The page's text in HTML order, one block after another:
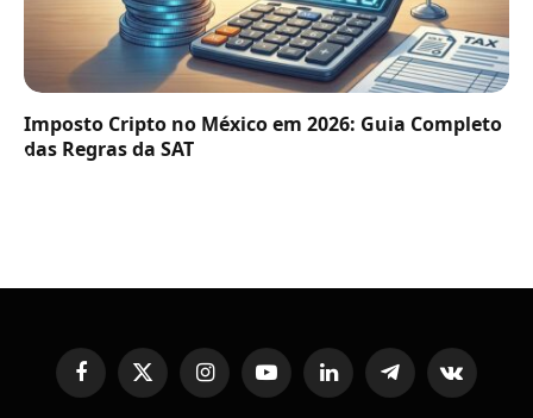
Imposto Cripto no México em 2026: Guia Completo
das Regras da SAT
FacebookX
(Twitter)
InstagramYouTubeLinkedInTelegramVKontakte